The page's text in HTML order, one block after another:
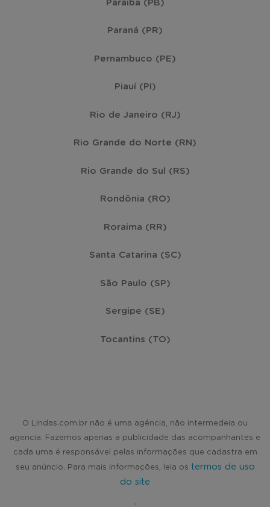
Paraíba (PB)
Paraná (PR)
Pernambuco (PE)
Piauí (PI)
Rio de Janeiro (RJ)
Rio Grande do Norte (RN)
Rio Grande do Sul (RS)
Rondônia (RO)
Roraima (RR)
Santa Catarina (SC)
São Paulo (SP)
Sergipe (SE)
Tocantins (TO)
O Lindas.com.br não é uma agência, não intermedeia ou
agencia. Fazemos apenas a publicidade das acompanhantes e
cada uma é responsável pelas informações que cadastra em
seu anúncio. Para mais informações, leia os termos de uso
do site
.